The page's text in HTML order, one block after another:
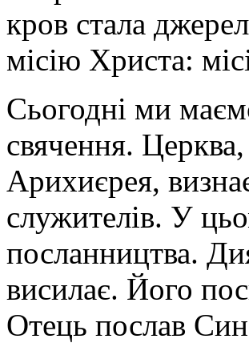
кров стала
місію Христа:
Сьогодні ми
свячення.
Арихиєрея,
служителів. У
посланництва.
висилає. Його
Отець послав